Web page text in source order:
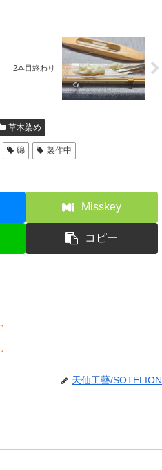
2本目終わり
草木染め
綿 製作中
Misskey
コピー
天仙工藝/SOTELION